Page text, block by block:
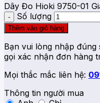
Dây Đo Hioki 9750-01
Số lượng
Thêm vào giỏ hàng
Bạn vui lòng nhập đúng
gọi xác nhận đơn hàng
Mọi thắc mắc liên hệ:
Thông tin người mua